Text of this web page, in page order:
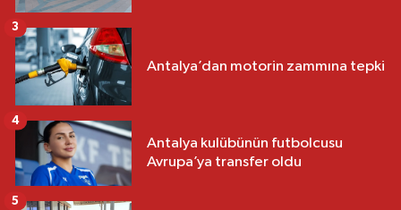
Antalya’dan motorin zammına tepki
3
Antalya kulübünün futbolcusu
Avrupa’ya transfer oldu
4
5